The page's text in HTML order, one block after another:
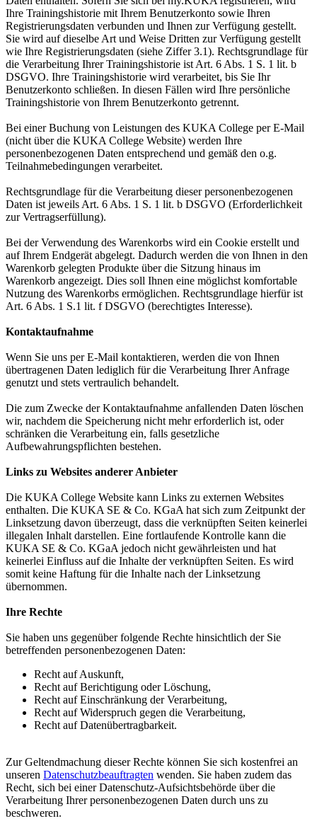
Ihre Trainingshistorie mit Ihrem Benutzerkonto sowie Ihren
Registrierungsdaten verbunden und Ihnen zur Verfügung gestellt.
Sie wird auf dieselbe Art und Weise Dritten zur Verfügung gestellt
wie Ihre Registrierungsdaten (siehe Ziffer 3.1). Rechtsgrundlage für
die Verarbeitung Ihrer Trainingshistorie ist Art. 6 Abs. 1 S. 1 lit. b
DSGVO. Ihre Trainingshistorie wird verarbeitet, bis Sie Ihr
Benutzerkonto schließen. In diesen Fällen wird Ihre persönliche
Trainingshistorie von Ihrem Benutzerkonto getrennt.
Bei einer Buchung von Leistungen des KUKA College per E-Mail
(nicht über die KUKA College Website) werden Ihre
personenbezogenen Daten entsprechend und gemäß den o.g.
Teilnahmebedingungen verarbeitet.
Rechtsgrundlage für die Verarbeitung dieser personenbezogenen
Daten ist jeweils Art. 6 Abs. 1 S. 1 lit. b DSGVO (Erforderlichkeit
zur Vertragserfüllung).
Bei der Verwendung des Warenkorbs wird ein Cookie erstellt und
auf Ihrem Endgerät abgelegt. Dadurch werden die von Ihnen in den
Warenkorb gelegten Produkte über die Sitzung hinaus im
Warenkorb angezeigt. Dies soll Ihnen eine möglichst komfortable
Nutzung des Warenkorbs ermöglichen. Rechtsgrundlage hierfür ist
Art. 6 Abs. 1 S.1 lit. f DSGVO (berechtigtes Interesse).
Kontaktaufnahme
Wenn Sie uns per E-Mail kontaktieren, werden die von Ihnen
übertragenen Daten lediglich für die Verarbeitung Ihrer Anfrage
genutzt und stets vertraulich behandelt.
Die zum Zwecke der Kontaktaufnahme anfallenden Daten löschen
wir, nachdem die Speicherung nicht mehr erforderlich ist, oder
schränken die Verarbeitung ein, falls gesetzliche
Aufbewahrungspflichten bestehen.
Links zu Websites anderer Anbieter
Die KUKA College Website kann Links zu externen Websites
enthalten. Die KUKA SE & Co. KGaA hat sich zum Zeitpunkt der
Linksetzung davon überzeugt, dass die verknüpften Seiten keinerlei
illegalen Inhalt darstellen. Eine fortlaufende Kontrolle kann die
KUKA SE & Co. KGaA jedoch nicht gewährleisten und hat
keinerlei Einfluss auf die Inhalte der verknüpften Seiten. Es wird
somit keine Haftung für die Inhalte nach der Linksetzung
übernommen.
Ihre Rechte
Sie haben uns gegenüber folgende Rechte hinsichtlich der Sie
betreffenden personenbezogenen Daten:
Recht auf Auskunft,
Recht auf Berichtigung oder Löschung,
Recht auf Einschränkung der Verarbeitung,
Recht auf Widerspruch gegen die Verarbeitung,
Recht auf Datenübertragbarkeit.
Zur Geltendmachung dieser Rechte können Sie sich kostenfrei an
unseren Datenschutzbeauftragten wenden. Sie haben zudem das
Recht, sich bei einer Datenschutz-Aufsichtsbehörde über die
Verarbeitung Ihrer personenbezogenen Daten durch uns zu
beschweren.